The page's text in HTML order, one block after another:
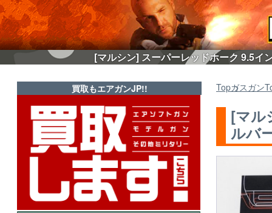
[マルシン] スーパーレッドホーク 9.5イ
Topガスガン
[マル
ルバ
買取もエアガンJP!!